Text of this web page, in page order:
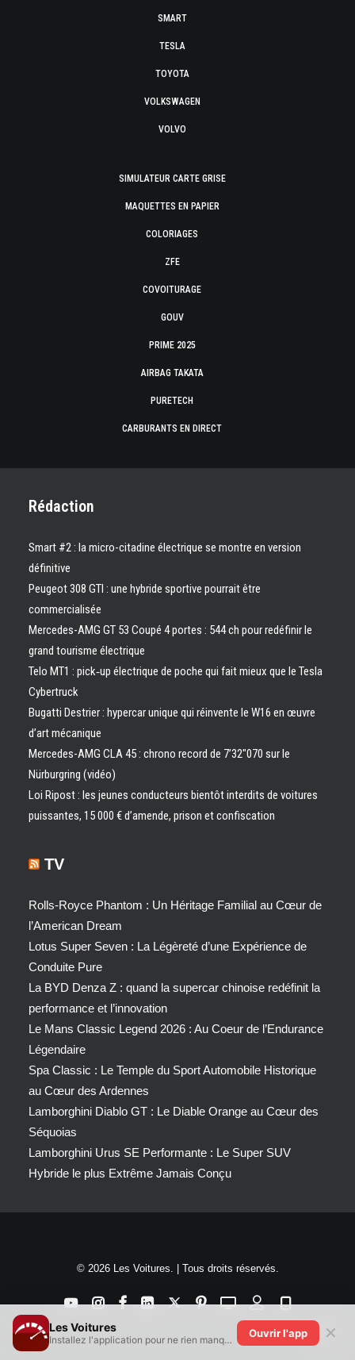
SMART
TESLA
TOYOTA
VOLKSWAGEN
VOLVO
SIMULATEUR CARTE GRISE
MAQUETTES EN PAPIER
COLORIAGES
ZFE
COVOITURAGE
GOUV
PRIME 2025
AIRBAG TAKATA
PURETECH
CARBURANTS EN DIRECT
Rédaction
Smart #2 : la micro-citadine électrique se montre en version
définitive
Peugeot 308 GTI : une hybride sportive pourrait être
commercialisée
Mercedes-AMG GT 53 Coupé 4 portes : 544 ch pour redéfinir le
grand tourisme électrique
Telo MT1 : pick‑up électrique de poche qui fait mieux que le Tesla
Cybertruck
Bugatti Destrier : hypercar unique qui réinvente le W16 en œuvre
d’art mécanique
Mercedes-AMG CLA 45 : chrono record de 7’32″070 sur le
Nürburgring (vidéo)
Loi Ripost : les jeunes conducteurs bientôt interdits de voitures
puissantes, 15 000 € d’amende, prison et confiscation
TV
Rolls-Royce Phantom : Un Héritage Familial au Cœur de
l’American Dream
Lotus Super Seven : La Légèreté d’une Expérience de
Conduite Pure
La BYD Denza Z : quand la supercar chinoise redéfinit la
performance et l’innovation
Le Mans Classic Legend 2026 : Au Coeur de l’Endurance
Légendaire
Spa Classic : Le Temple du Sport Automobile Historique
au Cœur des Ardennes
Lamborghini Diablo GT : Le Diable Orange au Cœur des
Séquoias
Lamborghini Urus SE Performante : Le Super SUV
Hybride le plus Extrême Jamais Conçu
© 2026 Les Voitures. | Tous droits réservés.
Les Voitures
Installez l'application pour ne rien manquer !
Ouvrir l'app ✕